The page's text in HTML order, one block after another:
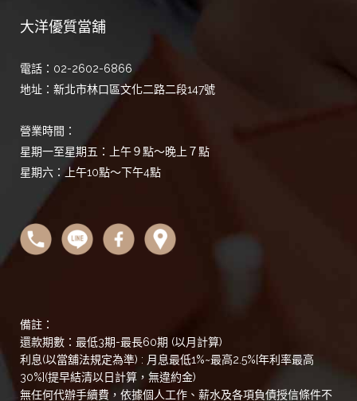
大洋優質當舖
電話：02-2602-6866
地址：新北市林口區文化二路二段147號
營業時間：
星期一至星期五：上午９點～晚上７點
星期六：上午10點～下午4點
備註：
還款期數：最低3期-最長60期 (以月計算)
利息(以當舖法規定為準) : 月息最低1%~最高2.5%[年利率最高
30%](提早結清以日計算，無違約金)
無任何代辦手續費，依據個人工作、薪水及各項負債授信條件不